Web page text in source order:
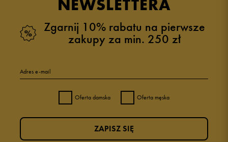
NEWSLETTERA
Zgarnij 10% rabatu na pierwsze
zakupy za min. 250 zł
Adres e-mail
Oferta damska Oferta męska
ZAPISZ SIĘ